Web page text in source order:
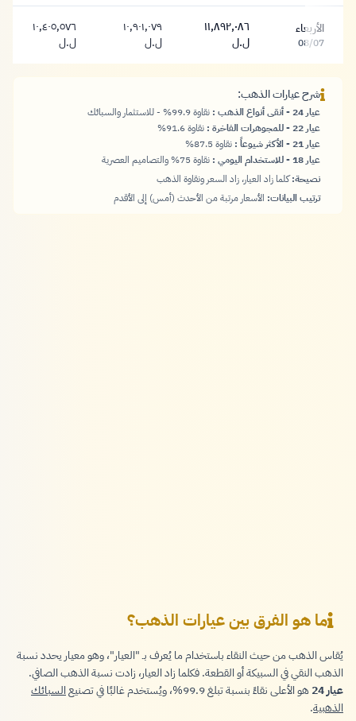
الأربعاء
08/07 ١١,٨٩٢,٠٨٦ ليرة
١١,٨٩٢,٠٨٦
ل.ل
١٠,٩٠١,٠٧٩ ليرة
١٠,٩٠١,٠٧٩
ل.ل
١٠,٤٠٥,٥٧٦ ليرة
١٠,٤٠٥,٥٧٦
ل.ل
شرح عيارات الذهب:
عيار 24 - أنقى أنواع الذهب : نقاوة 99.9% - للاستثمار والسبائك
عيار 22 - للمجوهرات الفاخرة
: نقاوة 91.6%
عيار 21 - الأكثر شيوعاً
: نقاوة 87.5%
عيار 18 - للاستخدام اليومي
: نقاوة 75% والتصاميم العصرية
نصيحة:كلما زاد العيار، زاد السعر ونقاوة الذهب
ترتيب البيانات: الأسعار مرتبة من الأحدث (أمس) إلى الأقدم
ما هو الفرق بين عيارات الذهب؟
يُقاس الذهب من حيث النقاء باستخدام ما يُعرف بـ "العيار"، وهو معيار يحدد نسبة
الذهب النقي في السبيكة أو القطعة. فكلما زاد العيار، زادت نسبة الذهب الصافي.
عيار 24
هو الأعلى نقاءً بنسبة تبلغ 99.9%، ويُستخدم غالبًا في تصنيع
السبائك
الذهبية.